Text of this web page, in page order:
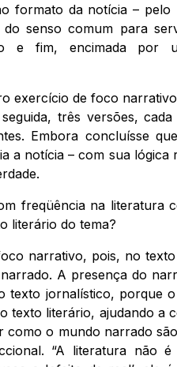
formato da notícia –
senso comum para
e fim, encimada por
exercício de foco
três versões, cada
Embora concluísse
a notícia – com sua lógica
freqüência na literatura
literário do tema?
narrativo, pois, no
A presença do
texto jornalístico, porque
texto literário, ajudando a
como o mundo narrado
“A literatura não